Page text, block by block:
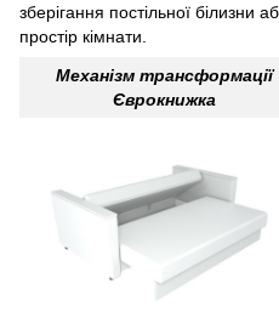
зберігання постільної білизни
простір кімнати.
Механізм трансформації
Єврокнижка